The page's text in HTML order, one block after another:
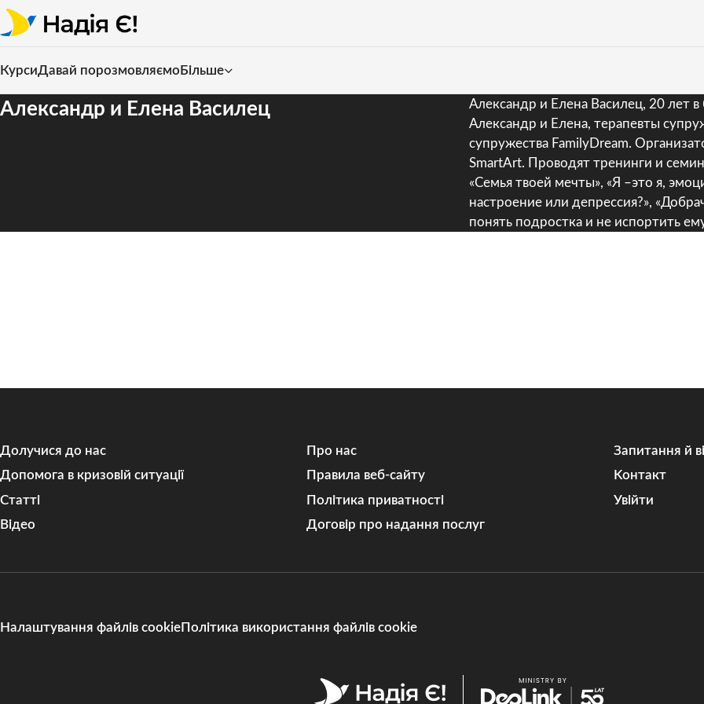
КурсиДавай порозмовляємо Більше
Александр и Елена Василец
Александр и Елена Василец, 20 лет
Александр и Елена, терапевты
супружества FamilyDream.
SmartArt. Проводят тренинги и
«Семья твоей мечты», «Я –это я,
настроение или депрессия?»,
понять подростка и не испортить
Долучися до нас
Допомога в кризовій ситуації
Статті
Відео
Про нас
Правила веб-сайту
Політика приватності
Договір про надання послуг
Запитання й
Kонтакт
Увійти
Налаштування файлів cookieПолітика використання файлів cookie